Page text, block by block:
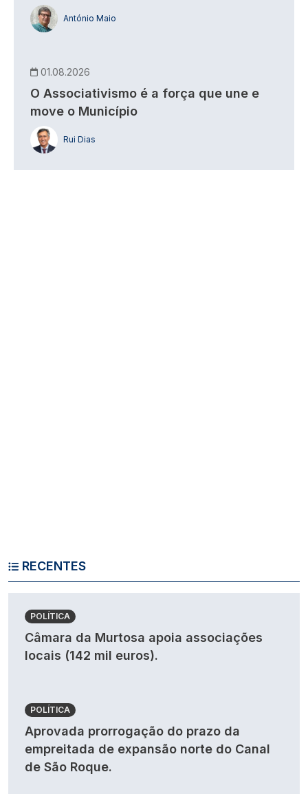
António Maio
01.08.2026
O Associativismo é a força que une e
move o Município
Rui Dias
RECENTES
POLÍTICA
Câmara da Murtosa apoia associações
locais (142 mil euros).
POLÍTICA
Aprovada prorrogação do prazo da
empreitada de expansão norte do Canal
de São Roque.